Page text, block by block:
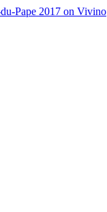
Pape 2017 on Vivino